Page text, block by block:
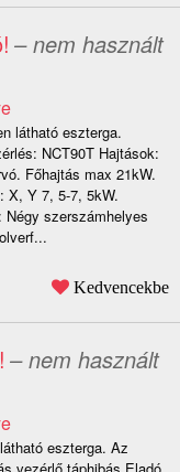
– nem használt
látható eszterga.
NCT90T Hajtások:
Főhajtás max 21kW.
X, Y 7, 5-7, 5kW.
Négy szerszámhelyes
Kedvencekbe
– nem használt
eszterga. Az